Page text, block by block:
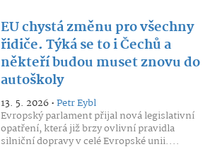
EU chystá změnu pro všechny
řidiče. Týká se to i Čechů a
někteří budou muset znovu do
autoškoly
13. 5. 2026 •Petr Eybl
Evropský parlament přijal nová legislativní
opatření, která již brzy ovlivní pravidla
silniční dopravy v celé Evropské unii....